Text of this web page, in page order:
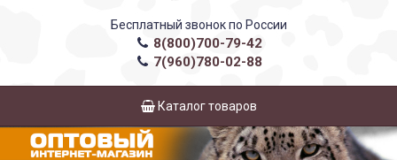
Бесплатный звонок по России
8(800)700-79-42
7(960)780-02-88
Каталог товаров